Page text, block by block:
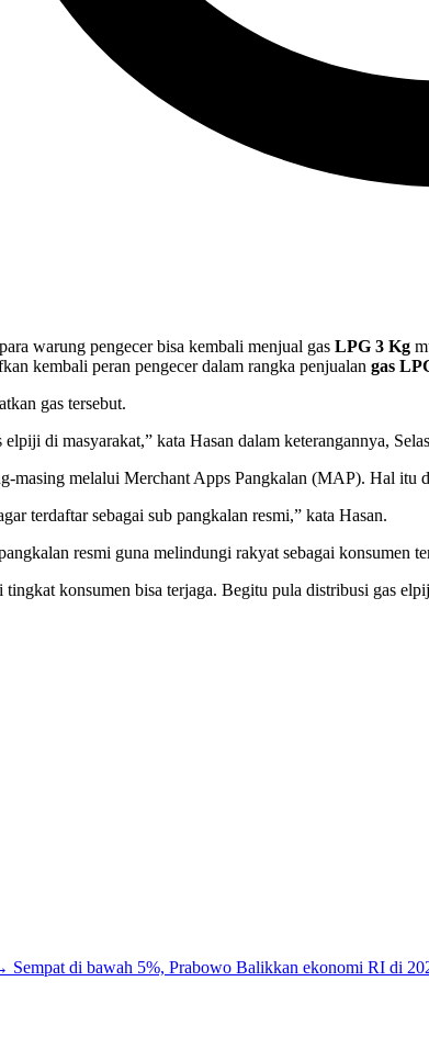
warung pengecer bisa kembali menjual gas LPG 3 Kg
kembali peran pengecer dalam rangka penjualan gas
gas tersebut.
di masyarakat,” kata Hasan dalam keterangannya,
masing melalui Merchant Apps Pangkalan (MAP). Hal itu
terdaftar sebagai sub pangkalan resmi,” kata Hasan.
resmi guna melindungi rakyat sebagai konsumen
konsumen bisa terjaga. Begitu pula distribusi gas
Sempat di bawah 5%, Prabowo Balikkan ekonomi RI di